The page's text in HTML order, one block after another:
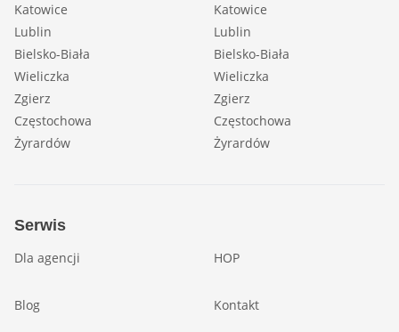
Katowice
Lublin
Bielsko-Biała
Wieliczka
Zgierz
Częstochowa
Żyrardów
Katowice
Lublin
Bielsko-Biała
Wieliczka
Zgierz
Częstochowa
Żyrardów
Serwis
Dla agencji HOP
Blog Kontakt